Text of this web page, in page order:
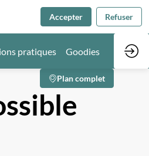
pratiques Goodies
Plan complet
Accepter Refuser